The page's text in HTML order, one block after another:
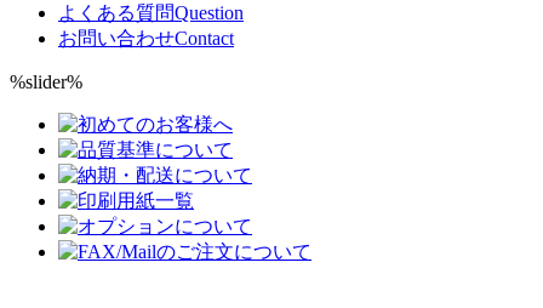
よくある質問Question
お問い合わせContact
%slider%